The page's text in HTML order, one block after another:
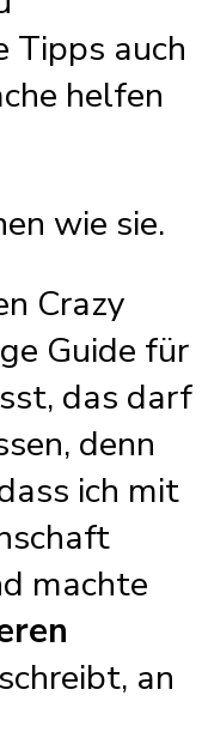
Tipps auch
helfen
wie sie.
Crazy
Guide für
das darf
denn
ich mit
machte
an